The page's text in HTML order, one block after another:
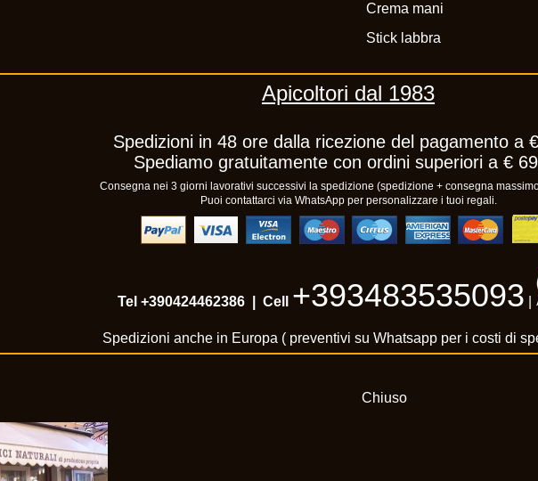
Crema mani
Stick labbra
Apicoltori dal 1983
Spedizioni in 48 ore dalla ricezione del pagamento a
Spediamo gratuitamente con ordini superiori a €
Consegna nei 3 giorni lavorativi successivi la spedizione (spedizione + consegna
Puoi contattarci via WhatsApp per personalizzare i tuoi regali.
Tel +390424462386| Cell +393483535093
Spedizioni anche in Europa ( preventivi su Whatsapp per i costi di
Chiuso